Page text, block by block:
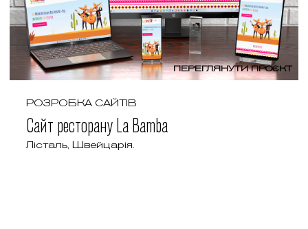
ПЕРЕГЛЯНУТИ ПРОЄКТ
РОЗРОБКА САЙТІВ
Сайт ресторану La Bamba
Лісталь, Швейцарія.